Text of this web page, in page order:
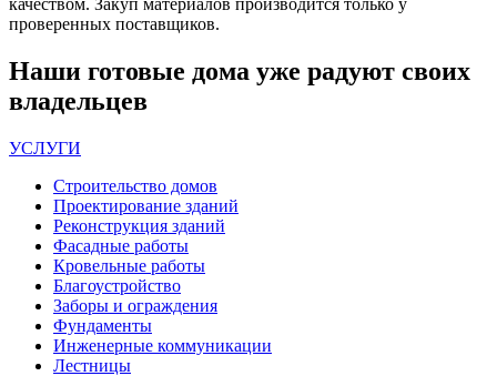
качеством. Закуп материалов производится только у
проверенных поставщиков.
Наши готовые дома уже радуют своих
владельцев
УСЛУГИ
Строительство домов
Проектирование зданий
Реконструкция зданий
Фасадные работы
Кровельные работы
Благоустройство
Заборы и ограждения
Фундаменты
Инженерные коммуникации
Лестницы